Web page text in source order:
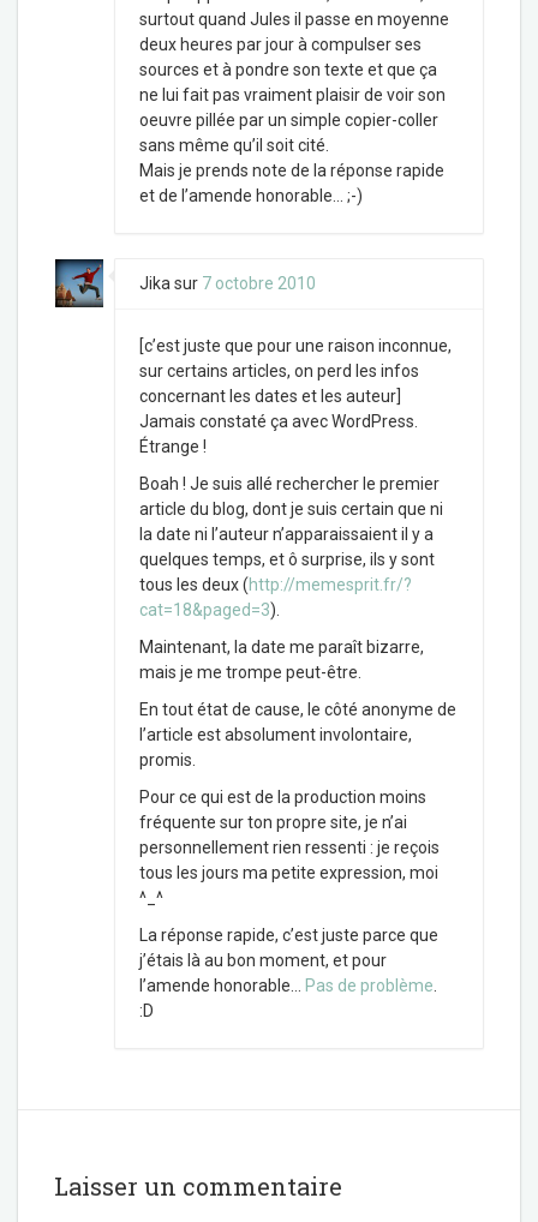
surtout quand Jules il passe en moyenne
deux heures par jour à compulser ses
sources et à pondre son texte et que ça
ne lui fait pas vraiment plaisir de voir son
oeuvre pillée par un simple copier-coller
sans même qu’il soit cité.
Mais je prends note de la réponse rapide
et de l’amende honorable… ;-)
Jika sur 7 octobre 2010
[c’est juste que pour une raison inconnue,
sur certains articles, on perd les infos
concernant les dates et les auteur]
Jamais constaté ça avec WordPress.
Étrange !
Boah ! Je suis allé rechercher le premier
article du blog, dont je suis certain que ni
la date ni l’auteur n’apparaissaient il y a
quelques temps, et ô surprise, ils y sont
tous les deux (http://memesprit.fr/?
cat=18&paged=3).
Maintenant, la date me paraît bizarre,
mais je me trompe peut-être.
En tout état de cause, le côté anonyme de
l’article est absolument involontaire,
promis.
Pour ce qui est de la production moins
fréquente sur ton propre site, je n’ai
personnellement rien ressenti : je reçois
tous les jours ma petite expression, moi
^_^
La réponse rapide, c’est juste parce que
j’étais là au bon moment, et pour
l’amende honorable…
Pas de problème
:D
Laisser un commentaire